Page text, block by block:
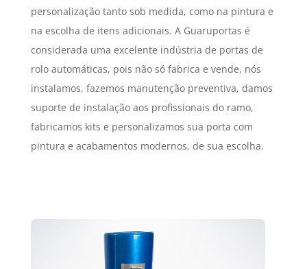
personalização tanto sob medida, como na pintura e
na escolha de itens adicionais. A Guaruportas é
considerada uma excelente indústria de portas de
rolo automáticas, pois não só fabrica e vende, nós
instalamos, fazemos manutenção preventiva, damos
suporte de instalação aos profissionais do ramo,
fabricamos kits e personalizamos sua porta com
pintura e acabamentos modernos, de sua escolha.